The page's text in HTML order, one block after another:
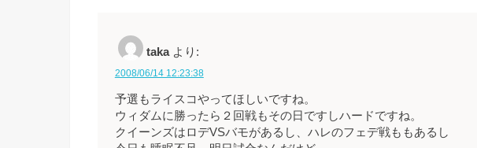
taka より:
2008/06/14 12:23:38
予選もライスコやってほしいですね。
ウィダムに勝ったら２回戦もその日ですしハードですね。
クイーンズはロデVSバモがあるし、ハレのフェデ戦ももあるし